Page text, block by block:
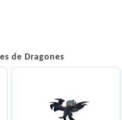
de Dragones